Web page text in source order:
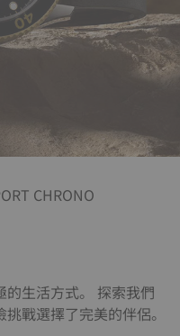
CHRONO
生活方式。 探索我們
戰選擇了完美的伴侶。